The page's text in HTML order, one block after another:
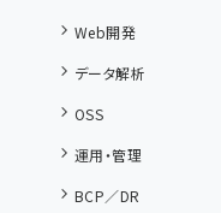
Web開発
データ解析
OSS
運用・管理
BCP／DR